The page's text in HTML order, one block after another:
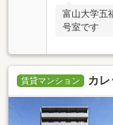
富山大学五
号室です
賃貸マンション カ